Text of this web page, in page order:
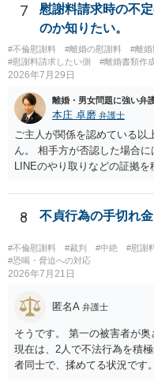
よいと思います。 ただ．慰
いとして，この点を考慮さ
今後のことを考えて書いても
す。今ある証拠以上のことを
るのであれば，前向きに検討
値と夫との関係との均衡のよ
いるのであれば，どのような
書士との協議になると思いま
の見極めや，相手方は性交類
定しているのかによって，考
あれば，本人（行政書士でも
り変わらないように思いま
もよいように思いますが，
しかなくなるようにも思いま
談して進めることを検討した
7
慰謝料請求時の不
のか知りたい。
#不倫慰謝料 #離婚の慰謝料 #離婚
#慰謝料請求したい側
#離婚書類作
2026年7月29日
離婚・男女問題に強い弁
本庄 卓磨 弁護士
ご主人が関係を認めている以
ん。 相手方が否認した場合に
LINEのやり取りなどの証拠
個別の事情によりますので、
すめします。
8 不貞行為の手切れ
#不倫慰謝料 #裁判 #中絶 #慰謝
#恐喝・脅迫への対応
2026年7月21日
匿名A 弁護士
そうです。 第一の被害者が奥
現在は、2人で不法行為を積
者同士で、揉めてる状況です